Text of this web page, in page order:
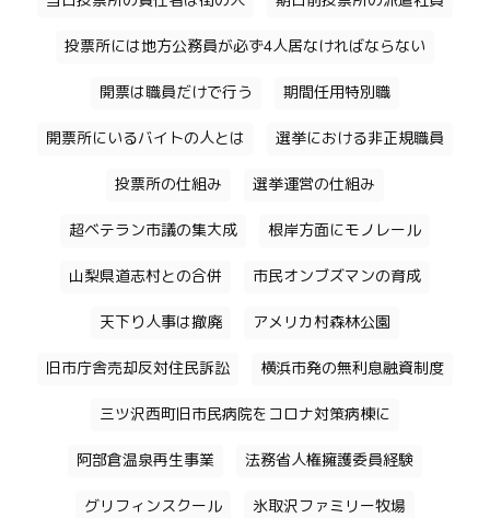
投票所には地方公務員が必ず4人居なければならない
開票は職員だけで行う 期間任用特別職
開票所にいるバイトの人とは 選挙における非正規職員
投票所の仕組み 選挙運営の仕組み
超ベテラン市議の集大成 根岸方面にモノレール
山梨県道志村との合併 市民オンブズマンの育成
天下り人事は撤廃 アメリカ村森林公園
旧市庁舎売却反対住民訴訟 横浜市発の無利息融資制度
三ツ沢西町旧市民病院をコロナ対策病棟に
阿部倉温泉再生事業 法務省人権擁護委員経験
グリフィンスクール 氷取沢ファミリー牧場